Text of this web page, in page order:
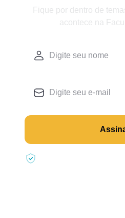
Fique por dentro de
acontece na